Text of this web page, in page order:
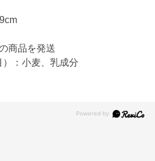
商品を発送
：小麦、乳成分